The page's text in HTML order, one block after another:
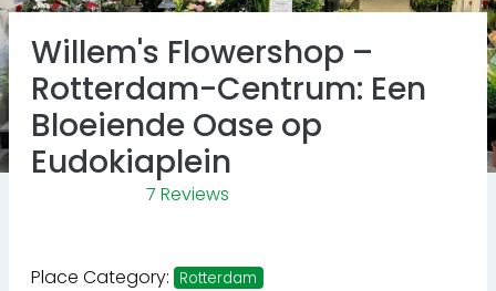
Previous
Willem's Flowershop –
Rotterdam-Centrum: Een
Bloeiende Oase op
Eudokiaplein
7 Reviews
Place Category: Rotterdam